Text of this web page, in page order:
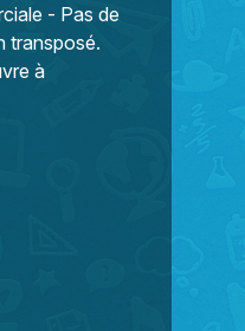
- Pas de
transposé.
à